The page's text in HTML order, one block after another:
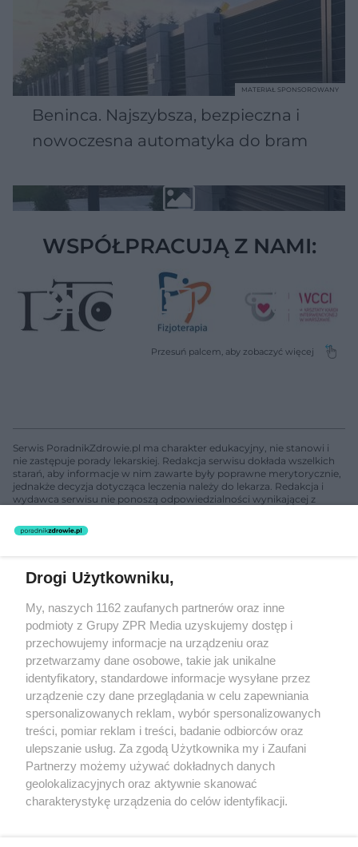
Beninca. Najszybsza, bezpieczna i
nowoczesna automatyka do bram
MATERIAŁ SPONSOROWANY
WSPÓŁPRACUJĄ Z NAMI:
Serwis PoradnikZdrowie.pl ma charakter edukacyjny, nie stanowi i
nie zastępuje porady lekarskiej. Redakcja serwisu dokłada wszelkich
starań, aby informacje w nim zawarte były poprawne merytorycznie,
jednakże decyzja dotycząca leczenia należy do lekarza. Redakcja i
wydawca serwisu nie ponoszą odpowiedzialności wynikającej z
nie prowadzi działalności leczniczej polegającej na udzielaniu
świadczeń zdrowotnych w rozumieniu art. 3 ust 1 ustawy o
Żaden utwór zamieszczony w serwisie nie może być powielany i
rozpowszechniany lub dalej rozpowszechniany w jakikolwiek sposób
(w tym także elektroniczny lub mechaniczny) na jakimkolwiek polu
eksploatacji w jakiejkolwiek formie, włącznie z umieszczaniem w
Internecie bez pisemnej zgody właściciela praw. Jakiekolwiek użycie
lub wykorzystanie utworów w całości lub w części z naruszeniem
prawa, tzn. bez właściwej zgody, jest zabronione pod groźbą kary i
może być ścigane prawnie.
O nas
Drogi Użytkowniku,
My, naszych 1162 zaufanych partnerów oraz inne
podmioty z Grupy ZPR Media uzyskujemy dostęp i
przechowujemy informacje na urządzeniu oraz
przetwarzamy dane osobowe, takie jak unikalne
identyfikatory, standardowe informacje wysyłane przez
urządzenie czy dane przeglądania w celu zapewniania
spersonalizowanych reklam, wybór spersonalizowanych
treści, pomiar reklam i treści, badanie odbiorców oraz
ulepszanie usług. Za zgodą Użytkownika my i Zaufani
Partnerzy możemy używać dokładnych danych
geolokalizacyjnych oraz aktywnie skanować
charakterystykę urządzenia do celów identyfikacji.